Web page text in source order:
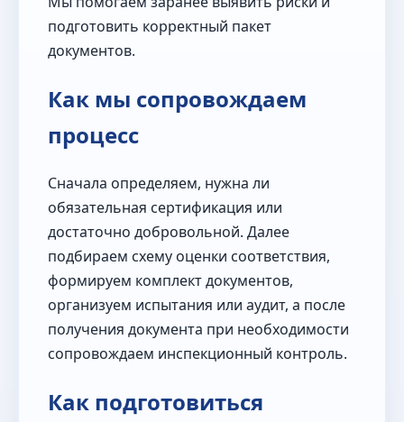
подготовить корректный пакет
документов.
Как мы сопровождаем
процесс
Сначала определяем, нужна ли
обязательная сертификация или
достаточно добровольной. Далее
подбираем схему оценки соответствия,
формируем комплект документов,
организуем испытания или аудит, а после
получения документа при необходимости
сопровождаем инспекционный контроль.
Как подготовиться